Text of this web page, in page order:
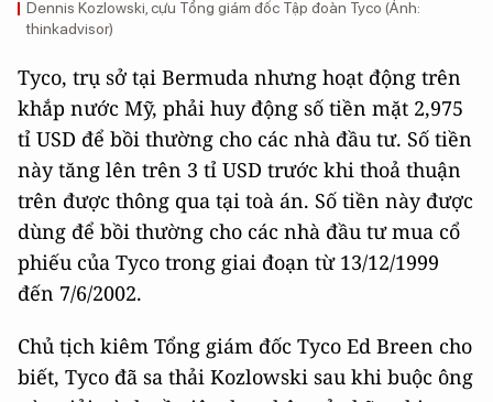
Dennis Kozlowski, cựu Tổng giám đốc Tập đoàn Tyco (Ảnh:
thinkadvisor)
Tyco, trụ sở tại Bermuda nhưng hoạt động trên
khắp nước Mỹ, phải huy động số tiền mặt 2,975
tỉ USD để bồi thường cho các nhà đầu tư. Số tiền
này tăng lên trên 3 tỉ USD trước khi thoả thuận
trên được thông qua tại toà án. Số tiền này được
dùng để bồi thường cho các nhà đầu tư mua cổ
phiếu của Tyco trong giai đoạn từ 13/12/1999
đến 7/6/2002.
Chủ tịch kiêm Tổng giám đốc Tyco Ed Breen cho
biết, Tyco đã sa thải Kozlowski sau khi buộc ông